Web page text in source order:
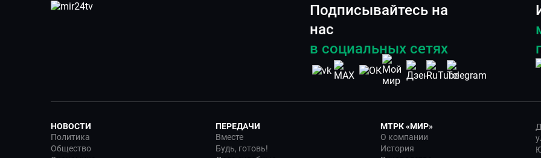
Подписывайтесь на
нас
в социальных сетях
НОВОСТИ
Политика
Общество
ПЕРЕДАЧИ
Вместе
Будь, готовь!
МТРК «МИР»
О компании
История